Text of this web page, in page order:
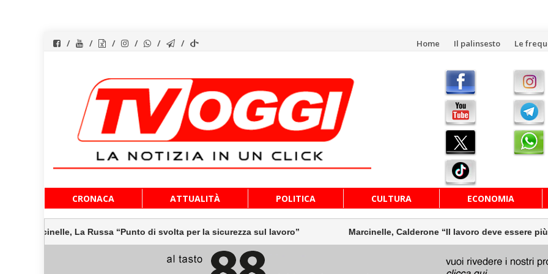
Vai
contenuto
Home Il palinsesto Le
al
contenuto
CRONACA ATTUALITÀ POLITICA CULTURA ECONOMIA
“Punto di svolta per la sicurezza sul lavoro” Marcinelle, Calderone “Il lavoro deve essere più sicuro”